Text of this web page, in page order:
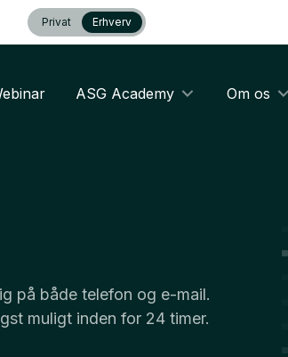
Privat Erhverv
ASG Academy Om os
på både telefon og e-mail.
muligt inden for 24 timer.